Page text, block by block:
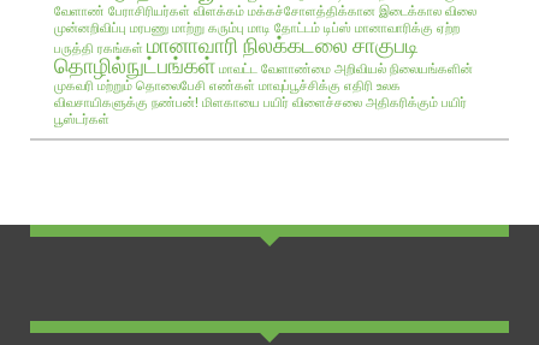
வேளாண் பேராசிரியர்கள் விளக்கம் மக்கச்சோளத்திக்கான இடைக்கால விலை
முன்னறிவிப்பு மரபணு மாற்று கரும்பு மாடி தோட்டம் டிப்ஸ் மானாவாரிக்கு ஏற்ற
பருத்தி ரகங்கள் மானாவாரி நிலக்கடலை சாகுபடி
தொழில்நுட்பங்கள் மாவட்ட வேளாண்மை அறிவியல் நிலையங்களின்
முகவரி மற்றும் தொலைபேசி எண்கள் மாவுப்பூச்சிக்கு எதிரி உலக
விவசாயிகளுக்கு நண்பன்! மிளகாயை பயிர் விளைச்சலை அதிகரிக்கும் பயிர்
பூஸ்டர்கள்